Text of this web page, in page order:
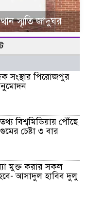
স্মৃতি জাদুঘর
সংস্থার পিরোজপুর
বিশ্বমিডিয়ায় পৌঁছে
চেষ্টা ৩ বার
মুক্ত করার সকল
আসাদুল হাবিব দুলু